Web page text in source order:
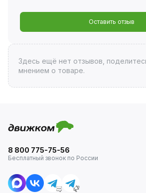
Оставить отзыв
Здесь ещё нет отзывов,
мнением о товаре.
8 800 775-75-56
Бесплатный звонок по России